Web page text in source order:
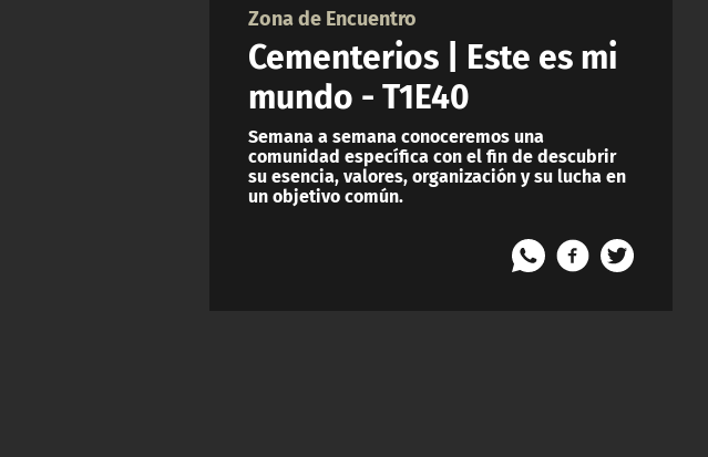
Zona de Encuentro
Cementerios | Este es mi
mundo - T1E40
Semana a semana conoceremos una
comunidad específica con el fin de descubrir
su esencia, valores, organización y su lucha en
un objetivo común.